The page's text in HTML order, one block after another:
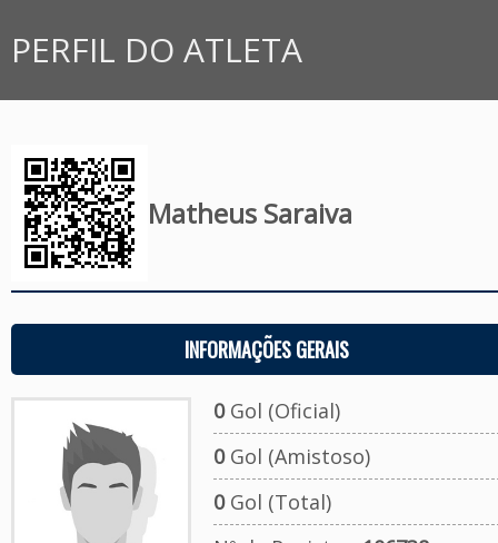
PERFIL DO ATLETA
Matheus Saraiva
INFORMAÇÕES GERAIS
0Gol (Oficial)
0Gol (Amistoso)
0Gol (Total)